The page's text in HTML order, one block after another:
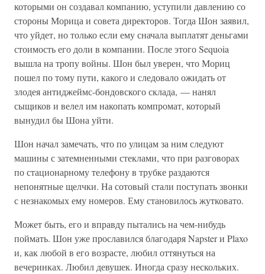
которыми он создавал компанию, уступили давлению со
стороны Морица и совета директоров. Тогда Шон заявил,
что уйдет, но только если ему сначала выплатят деньгами
стоимость его доли в компании. После этого Sequoia
вышла на тропу войны. Шон был уверен, что Мориц
пошел по тому пути, какого и следовало ожидать от
злодея антиджеймс-бондовского склада, — нанял
сыщиков и велел им накопать компромат, который
вынудил бы Шона уйти.
Шон начал замечать, что по улицам за ним следуют
машины с затемненными стеклами, что при разговорах
по стационарному телефону в трубке раздаются
непонятные щелчки. На сотовый стали поступать звонки
с незнакомых ему номеров. Ему становилось жутковато.
Может быть, его и вправду пытались на чем-нибудь
поймать. Шон уже прославился благодаря Napster и Plaxo
и, как любой в его возрасте, любил оттянуться на
вечеринках. Любил девушек. Иногда сразу нескольких.